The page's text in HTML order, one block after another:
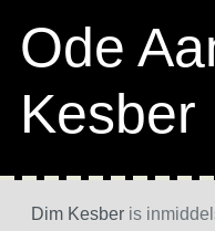
Ode
Kesber
Dim Kesberis